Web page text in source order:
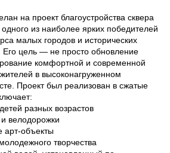
на проект благоустройства сквера
из наиболее ярких победителей
малых городов и исторических
Его цель — не просто обновление
комфортной и современной
в высоконагруженном
Проект был реализован в сжатые
разных возрастов
велодорожки
объекты
творчества